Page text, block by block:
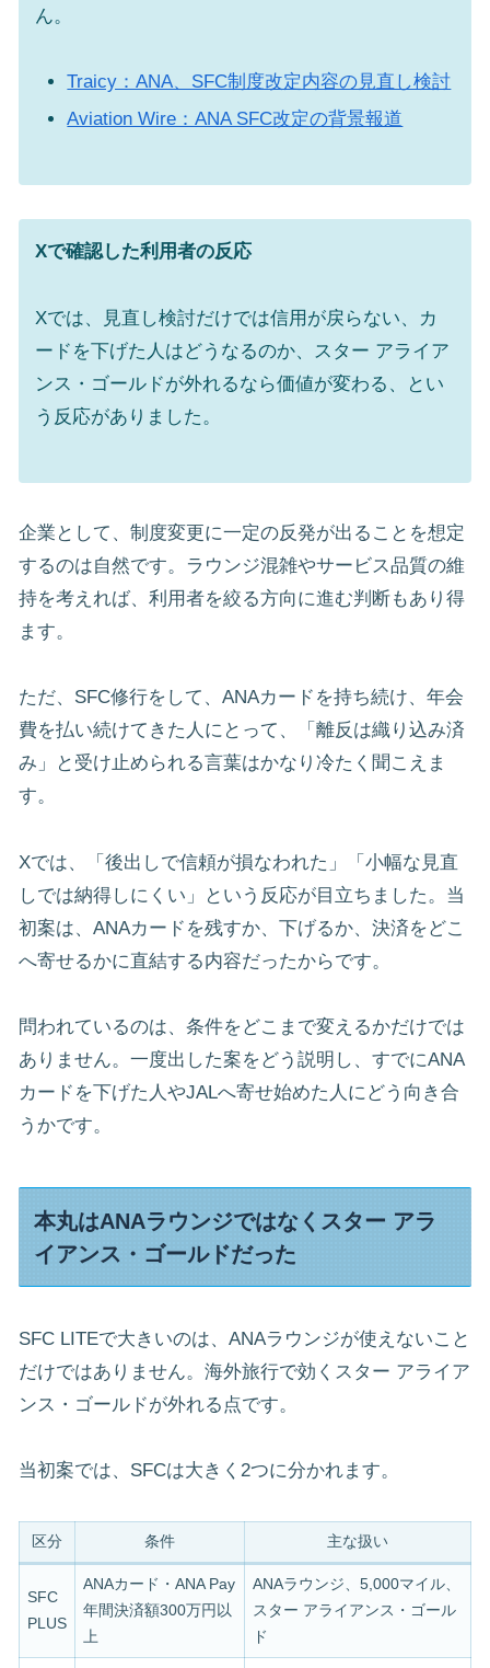
ん。
Traicy：ANA、SFC制度改定内容の見直し検討
Aviation Wire：ANA SFC改定の背景報道
Xで確認した利用者の反応
Xでは、見直し検討だけでは信用が戻らない、カ
ードを下げた人はどうなるのか、スター アライア
ンス・ゴールドが外れるなら価値が変わる、とい
う反応がありました。
企業として、制度変更に一定の反発が出ることを想定
するのは自然です。ラウンジ混雑やサービス品質の維
持を考えれば、利用者を絞る方向に進む判断もあり得
ます。
ただ、SFC修行をして、ANAカードを持ち続け、年会
費を払い続けてきた人にとって、「離反は織り込み済
み」と受け止められる言葉はかなり冷たく聞こえま
す。
Xでは、「後出しで信頼が損なわれた」「小幅な見直
しでは納得しにくい」という反応が目立ちました。当
初案は、ANAカードを残すか、下げるか、決済をどこ
へ寄せるかに直結する内容だったからです。
問われているのは、条件をどこまで変えるかだけでは
ありません。一度出した案をどう説明し、すでにANA
カードを下げた人やJALへ寄せ始めた人にどう向き合
うかです。
本丸はANAラウンジではなくスター アラ
イアンス・ゴールドだった
SFC LITEで大きいのは、ANAラウンジが使えないこと
だけではありません。海外旅行で効くスター アライア
ンス・ゴールドが外れる点です。
当初案では、SFCは大きく2つに分かれます。
区分 条件 主な扱い
SFC
PLUS
ANAカード・ANA Pay
年間決済額300万円以
上
ANAラウンジ、5,000マイル、
スター アライアンス・ゴール
ド